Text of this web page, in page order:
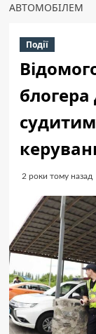
АВТОМОБІЛЕМ
Події
2 роки тому назад